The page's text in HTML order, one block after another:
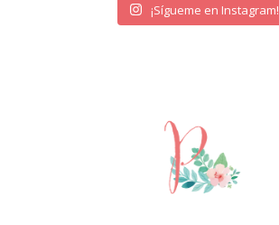
¡Sígueme en Instagram!